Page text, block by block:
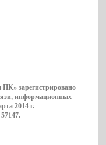
зарегистрировано
информационных
2014 г.